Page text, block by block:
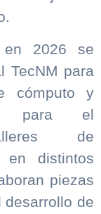
en 2026 se
TecNM para
cómputo y
para el
de
en distintos
piezas
desarrollo de